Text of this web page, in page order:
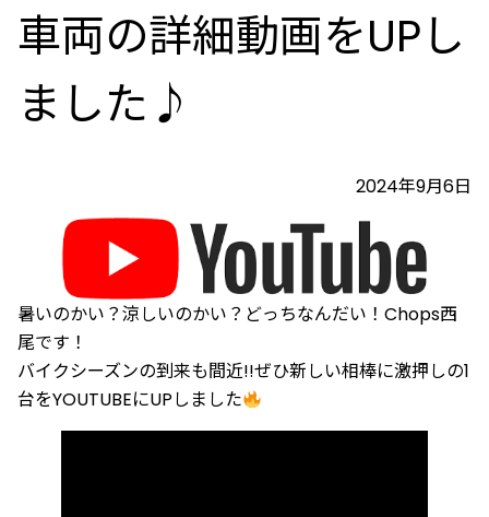
車両の詳細動画をUPし
ました♪
2024年9月6日
暑いのかい？涼しいのかい？どっちなんだい！Chops西
尾です！
バイクシーズンの到来も間近!!ぜひ新しい相棒に激押しの1
台をYOUTUBEにUPしました